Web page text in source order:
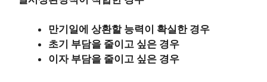
만기일에 상환할 능력이 확실한 경우
초기 부담을 줄이고 싶은 경우
이자 부담을 줄이고 싶은 경우